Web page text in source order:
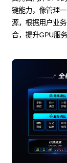
键能力，像管理
源，根据用户业
合，提升GPU服